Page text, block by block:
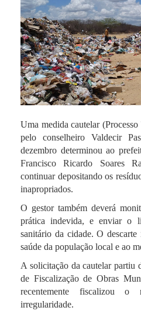
Uma medida cautelar
pelo conselheiro Valdecir
dezembro determinou ao
Francisco Ricardo Soares
continuar depositando os
inapropriados.
O gestor também deverá
prática indevida, e enviar o
sanitário da cidade. O
saúde da população local e ao
A solicitação da cautelar partiu
de Fiscalização de Obras
recentemente fiscalizou
irregularidade.